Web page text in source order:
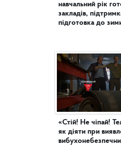
навчальний рік
закладів,
підготовка до
«Стій! Не чіпай!
як діяти при